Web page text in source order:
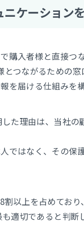
ケーション
購入者様と直接つ
つながるための
を届ける仕組みを
た理由は、当社
ではなく、その
以上を占めてお
適切であると判断